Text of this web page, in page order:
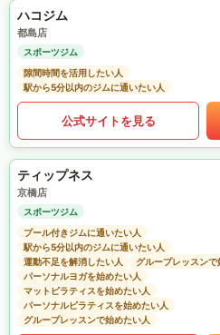
ハコジム
都島店
スポーツジム
隙間時間を活用したい人
駅から5分以内のジムに通いたい人
公式サイトを見る
ティップネス
京橋店
スポーツジム
プール付きジムに通いたい人
駅から5分以内のジムに通いたい人
運動不足を解消したい人
グループレッスンで
パーソナルヨガを始めたい人
マットピラティスを始めたい人
パーソナルピラティスを始めたい人
グループレッスンで始めたい人